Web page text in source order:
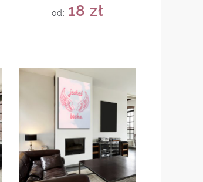
od: 18zł